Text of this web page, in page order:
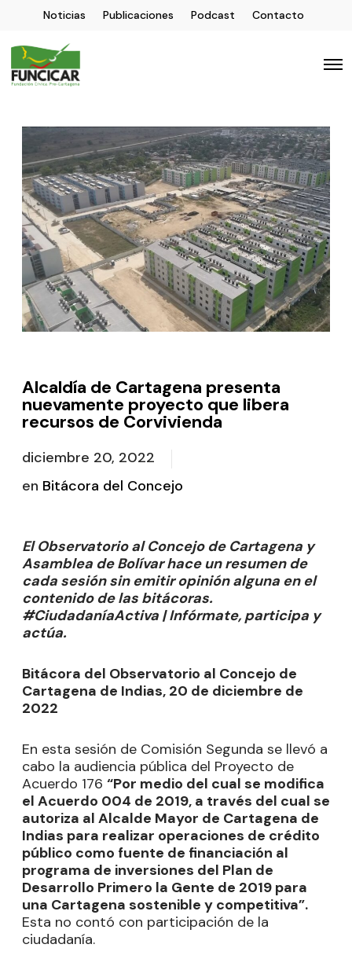
Noticias Publicaciones Podcast Contacto
Alcaldía de Cartagena presenta
nuevamente proyecto que libera
recursos de Corvivienda
diciembre 20, 2022
en Bitácora del Concejo
El Observatorio al Concejo de Cartagena y
Asamblea de Bolívar hace un resumen de
cada sesión sin emitir opinión alguna en el
contenido de las bitácoras.
#CiudadaníaActiva | Infórmate, participa y
actúa.
Bitácora del Observatorio al Concejo de
Cartagena de Indias, 20 de diciembre de
2022
En esta sesión de Comisión Segunda se llevó a
cabo la audiencia pública del Proyecto de
Acuerdo 176 “Por medio del cual se modifica
el Acuerdo 004 de 2019, a través del cual se
autoriza al Alcalde Mayor de Cartagena de
Indias para realizar operaciones de crédito
público como fuente de financiación al
programa de inversiones del Plan de
Desarrollo Primero la Gente de 2019 para
una Cartagena sostenible y competitiva”.
Esta no contó con participación de la
ciudadanía.